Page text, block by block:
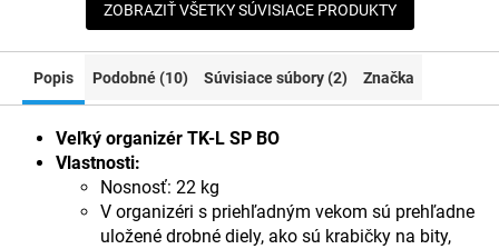
ZOBRAZIŤ VŠETKY SÚVISIACE PRODUKTY
Popis Podobné (10) Súvisiace súbory (2) Značka
Veľký organizér TK-L SP BO
Vlastnosti:
Nosnosť: 22 kg
V organizéri s priehľadným vekom sú prehľadne
uložené drobné diely, ako sú krabičky na bity,